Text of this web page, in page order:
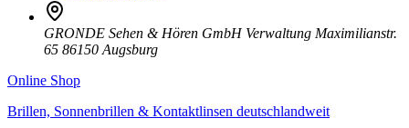
GRONDE Sehen & Hören GmbH Verwaltung Maximilianstr.
65 86150 Augsburg
Online Shop
Brillen, Sonnenbrillen & Kontaktlinsen deutschlandweit